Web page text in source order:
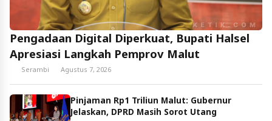
Pengadaan Digital Diperkuat, Bupati Halsel
Apresiasi Langkah Pemprov Malut
Serambi Agustus 7, 2026
Pinjaman Rp1 Triliun Malut: Gubernur
Jelaskan, DPRD Masih Sorot Utang